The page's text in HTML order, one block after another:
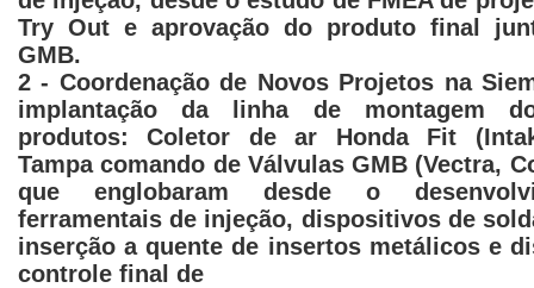
Try Out e aprovação do produto final
GMB.
2 - Coordenação de Novos Projetos na
implantação da linha de montagem
produtos: Coletor de ar Honda Fit
Tampa comando de Válvulas GMB (Vectra,
que englobaram desde o
ferramentais de injeção, dispositivos de
inserção a quente de insertos metálicos e
controle final de